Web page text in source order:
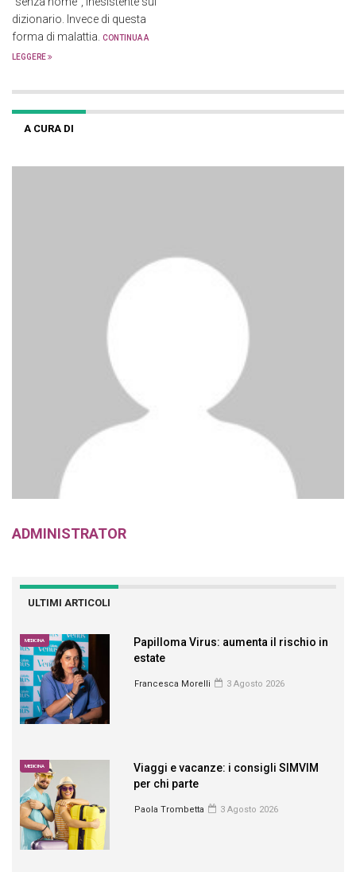
dizionario. Invece di questa
forma di malattia. CONTINUA A
LEGGERE
A CURA DI
ADMINISTRATOR
ULTIMI ARTICOLI
MEDICINA
Papilloma Virus: aumenta il rischio in
estate
Francesca Morelli 3 Agosto 2026
MEDICINA
Viaggi e vacanze: i consigli SIMVIM
per chi parte
Paola Trombetta 3 Agosto 2026